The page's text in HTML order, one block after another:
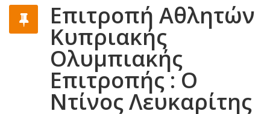
Επιτροπή Αθλητών
Κυπριακής
Ολυμπιακής
Επιτροπής : Ο
Ντίνος Λευκαρίτης